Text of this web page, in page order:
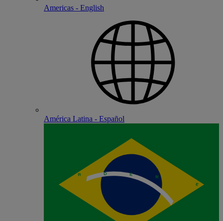
Americas - English
América Latina - Español